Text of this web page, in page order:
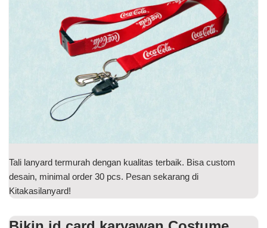
Tali lanyard termurah dengan kualitas terbaik. Bisa custom
desain, minimal order 30 pcs. Pesan sekarang di
Kitakasilanyard!